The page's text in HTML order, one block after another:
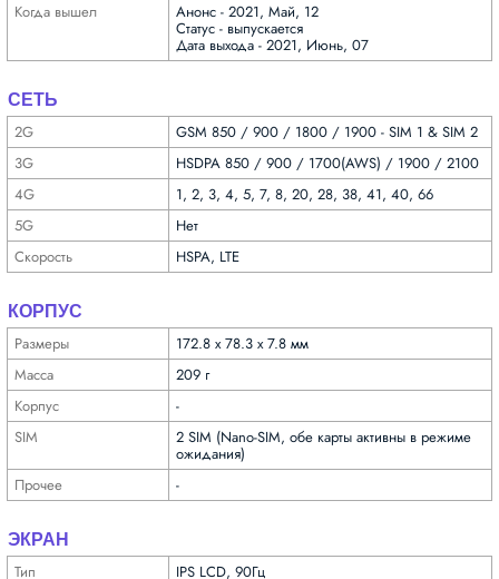
Когда вышел Анонс - 2021, Май, 12
Статус - выпускается
Дата выхода - 2021, Июнь, 07
СЕТЬ
2G
GSM 850 / 900 / 1800 / 1900 - SIM 1 & SIM 2
3G
HSDPA 850 / 900 / 1700(AWS) / 1900 / 2100
4G
1, 2, 3, 4, 5, 7, 8, 20, 28, 38, 41, 40, 66
5G
Нет
Скорость
HSPA, LTE
КОРПУС
Размеры
172.8 x 78.3 x 7.8 мм
Масса
209 г
Корпус
-
SIM
2 SIM (Nano-SIM, обе карты активны в режиме
ожидания)
Прочее
-
ЭКРАН
Тип
IPS LCD, 90Гц